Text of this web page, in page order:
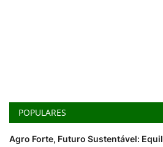
POPULARES
Agro Forte, Futuro Sustentável: